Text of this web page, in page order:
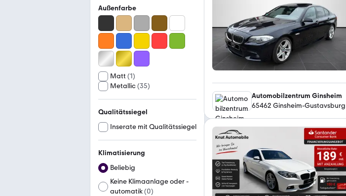
Außenfarbe
Matt (1)
Metallic(35)
Qualitätssiegel
Inserate mit Qualitätssiegel
Klimatisierung
Beliebig
Keine Klimaanlage oder -
automatik(0)
Automobilzentrum Ginsheim
65462 Ginsheim-Gustavsburg